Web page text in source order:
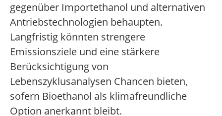
gegenüber Importethanol und alternativen
Antriebstechnologien behaupten.
Langfristig könnten strengere
Emissionsziele und eine stärkere
Berücksichtigung von
Lebenszyklusanalysen Chancen bieten,
sofern Bioethanol als klimafreundliche
Option anerkannt bleibt.